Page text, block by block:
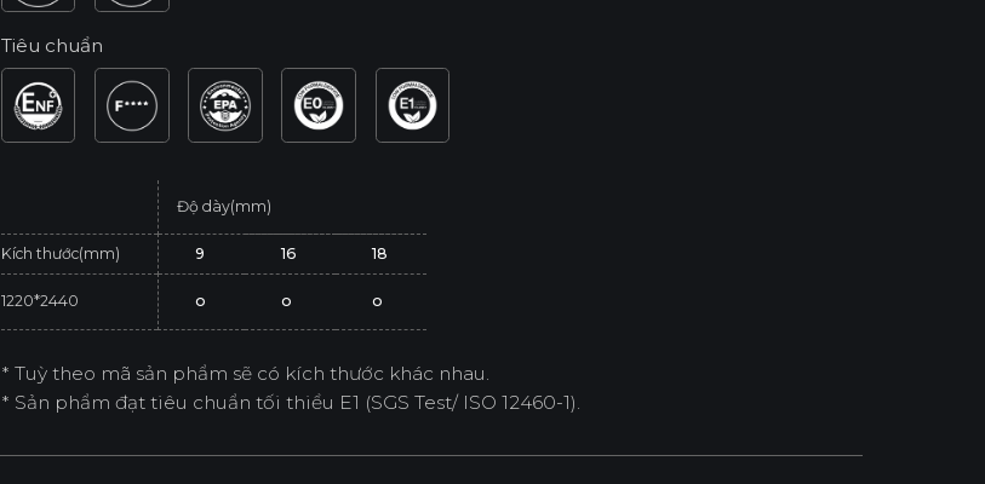
Tiêu chuẩn
Độ dày(mm)
Kích thước(mm) 9 16 18
1220*2440 o o o
* Tuỳ theo mã sản phẩm sẽ có kích thước khác nhau.
* Sản phẩm đạt tiêu chuẩn tối thiểu E1 (SGS Test/ ISO 12460-1).